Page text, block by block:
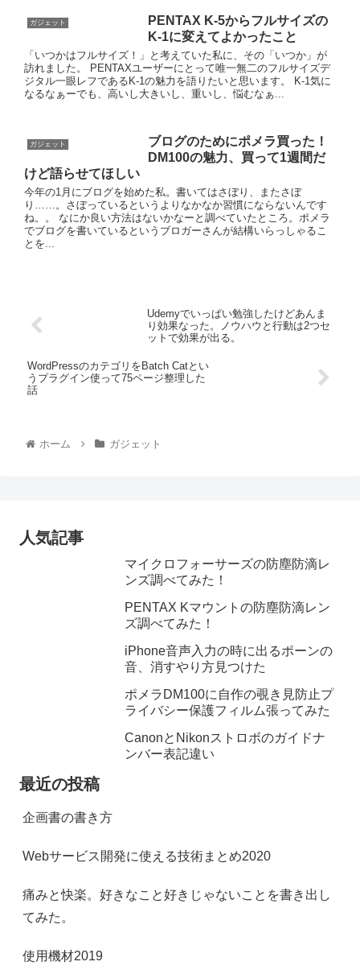
ガジェット
PENTAX K-5からフルサイズの
K-1に変えてよかったこと
「いつかはフルサイズ！」と考えていた私に、その「いつか」が
訪れました。 PENTAXユーザーにとって唯一無二のフルサイズデ
ジタル一眼レフであるK-1の魅力を語りたいと思います。 K-1気に
なるなぁーでも、高いし大きいし、重いし、悩むなぁ...
ガジェット
ブログのためにポメラ買った！
DM100の魅力、買って1週間だ
けど語らせてほしい
今年の1月にブログを始めた私。書いてはさぼり、またさぼ
り……。さぼっているというよりなかなか習慣にならないんです
ね。。 なにか良い方法はないかなーと調べていたところ。ポメラ
でブログを書いているというブロガーさんが結構いらっしゃるこ
とを...
Udemyでいっぱい勉強したけどあんま
り効果なった。ノウハウと行動は2つセ
ットで効果が出る。
WordPressのカテゴリをBatch Catとい
うプラグイン使って75ページ整理した
話
ホーム ガジェット
人気記事
マイクロフォーサーズの防塵防滴レ
ンズ調べてみた！
PENTAX Kマウントの防塵防滴レン
ズ調べてみた！
iPhone音声入力の時に出るポーンの
音、消すやり方見つけた
ポメラDM100に自作の覗き見防止プ
ライバシー保護フィルム張ってみた
CanonとNikonストロボのガイドナ
ンバー表記違い
最近の投稿
企画書の書き方
Webサービス開発に使える技術まとめ2020
痛みと快楽。好きなこと好きじゃないことを書き出し
てみた。
使用機材2019